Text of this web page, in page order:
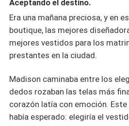
Aceptando el destino.
Era una mañana preciosa, y en
boutique, las mejores
mejores vestidos para los
prestantes en la ciudad.
Madison caminaba entre los
dedos rozaban las telas más
corazón latía con emoción.
había esperado: elegiría el